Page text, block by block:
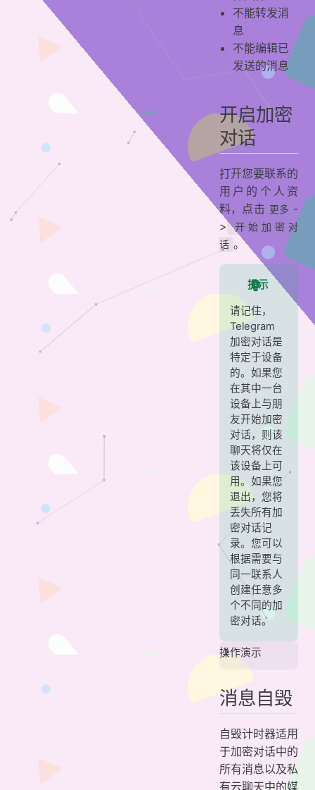
不能转发消
息
不能编辑已
发送的消息
开启加密
对话
打开您要联系的
用户的个人资
料，点击 更多 -
> 开始加密对
话 。
提示
请记住，
Telegram
加密对话是
特定于设备
的。如果您
在其中一台
设备上与朋
友开始加密
对话，则该
聊天将仅在
该设备上可
用。如果您
退出，您将
丢失所有加
密对话记
录。您可以
根据需要与
同一联系人
创建任意多
个不同的加
密对话。
操作演示
消息自毁
自毁计时器适用
于加密对话中的
所有消息以及私
有云聊天中的媒